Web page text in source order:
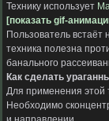
Технику использует
[показать gif-
Пользователь встаёт
техника полезна
банального
Как сделать
Для применения этой
Необходимо